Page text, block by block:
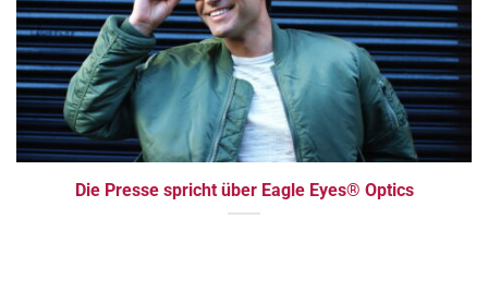
Die Presse spricht über Eagle Eyes® Optics